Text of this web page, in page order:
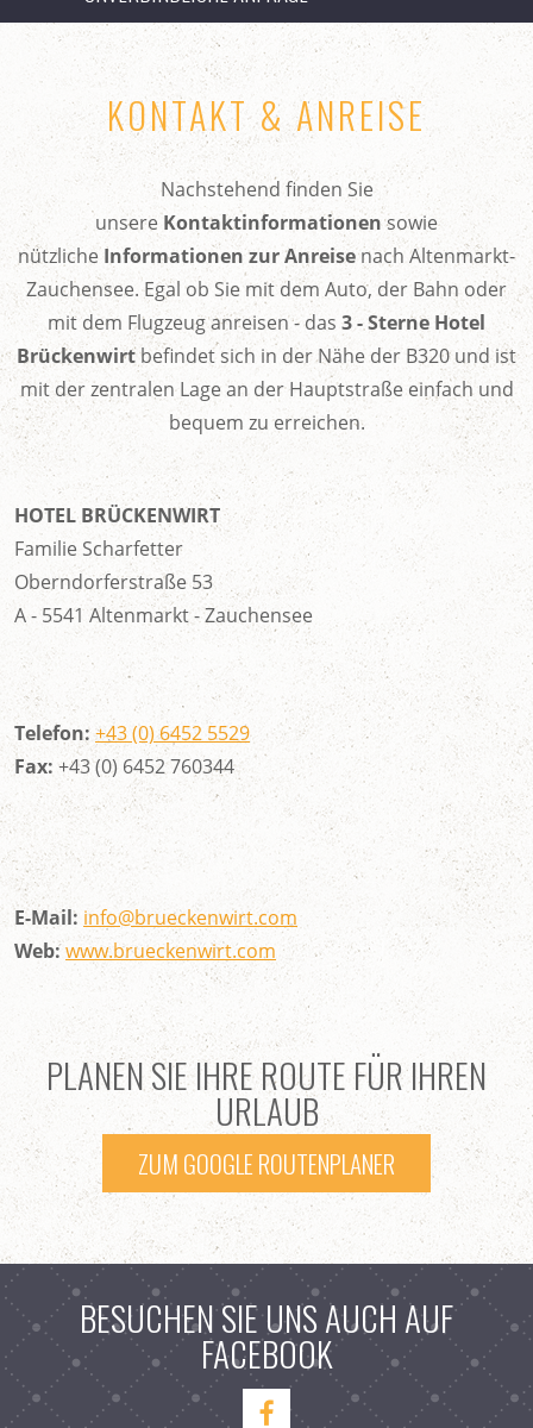
KONTAKT & ANREISE
Nachstehend finden Sie
unsereKontaktinformationensowie
nützlicheInformationen zur Anreisenach Altenmarkt-
Zauchensee. Egal ob Sie mit dem Auto, der Bahn oder
mit dem Flugzeug anreisen - das 3 - Sterne Hotel
Brückenwirtbefindet sich in der Nähe der B320 und ist
mit der zentralen Lage an der Hauptstraße einfach und
bequem zu erreichen.
HOTEL BRÜCKENWIRT
Familie Scharfetter
Oberndorferstraße 53
A - 5541 Altenmarkt - Zauchensee
Telefon: +43 (0) 6452 5529
Fax: +43 (0) 6452 760344
E-Mail: info@brueckenwirt.com
Web:www.brueckenwirt.com
PLANEN SIE IHRE ROUTE FÜR IHREN
URLAUB
ZUM GOOGLE ROUTENPLANER
BESUCHEN SIE UNS AUCH AUF
FACEBOOK